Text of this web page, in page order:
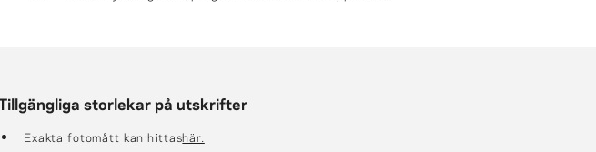
storlekar på utskrifter
Exakta fotomått kan hittashär.